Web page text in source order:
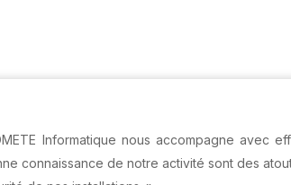
Informatique nous accompagne avec
connaissance de notre activité sont des